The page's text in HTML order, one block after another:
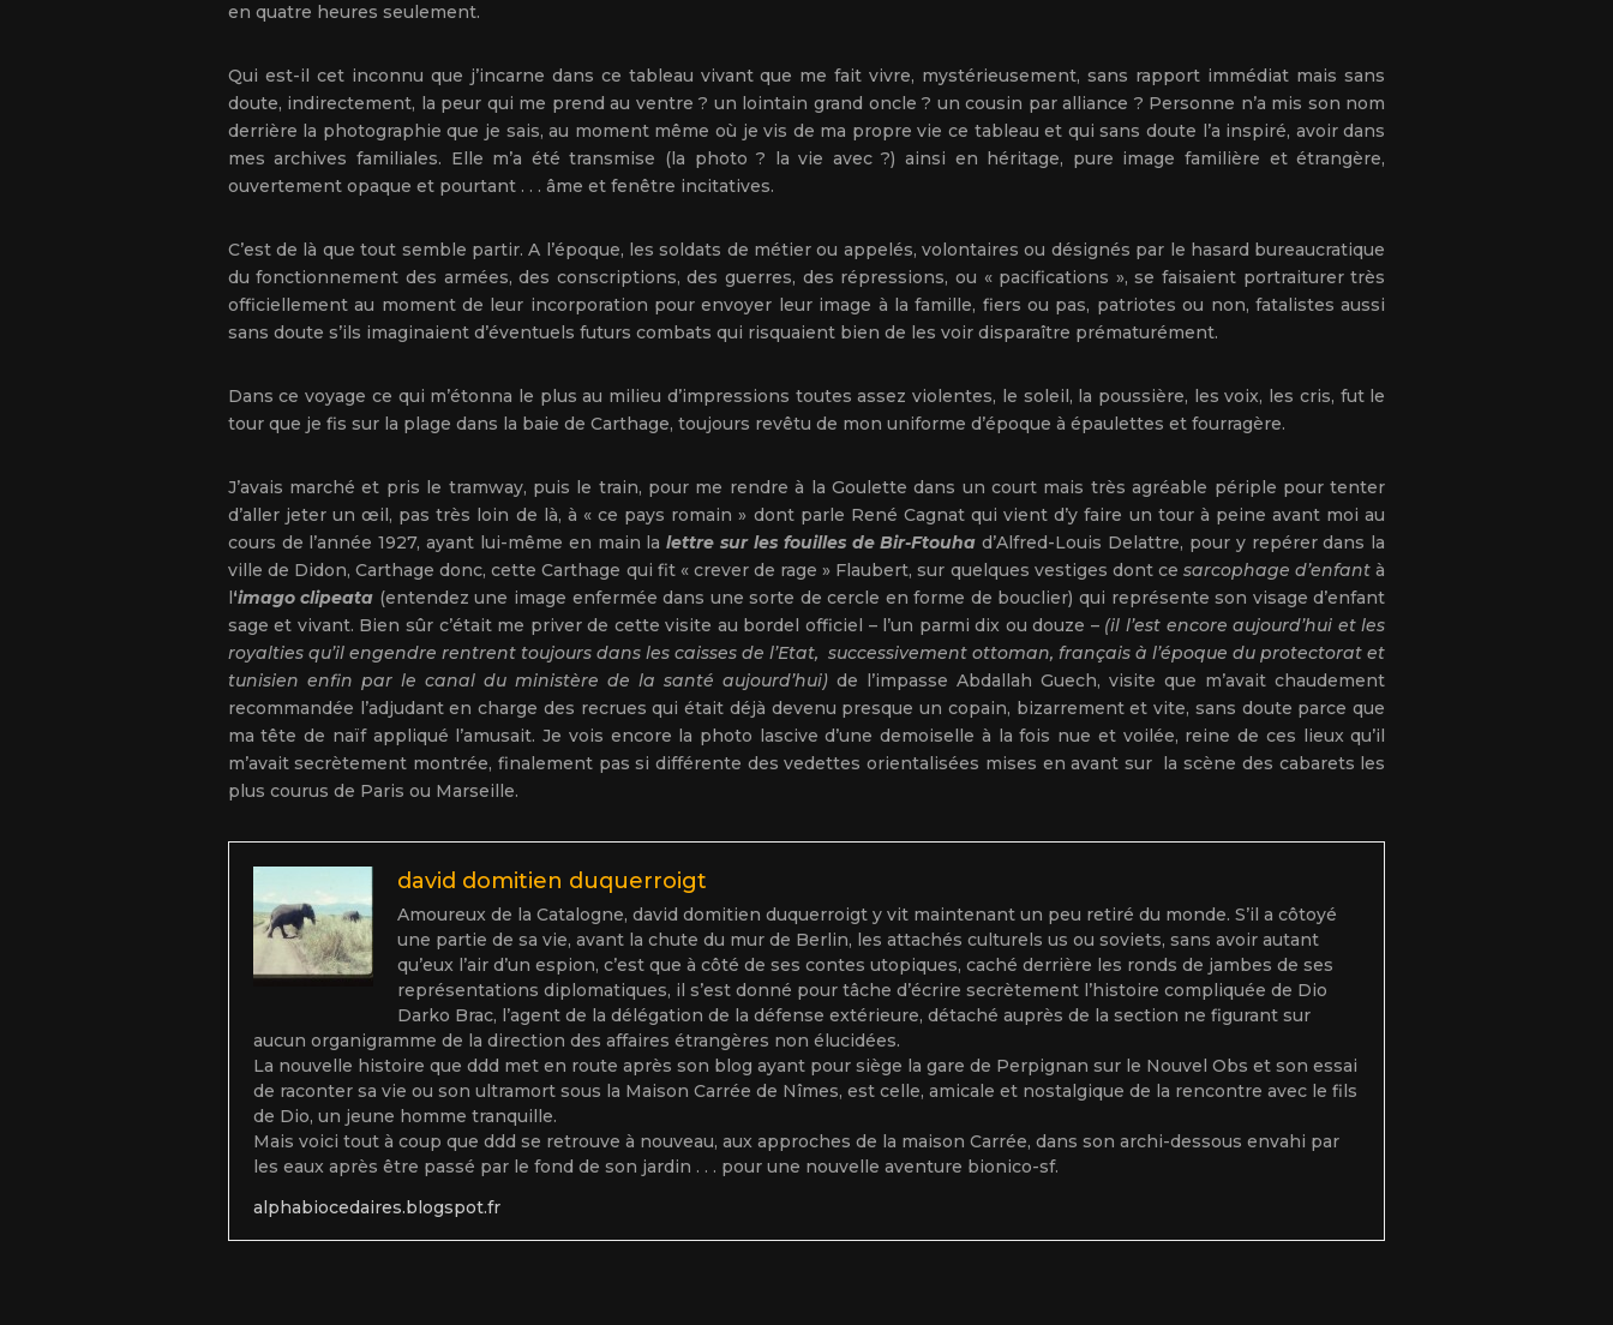
en quatre heures seulement.
Qui est-il cet inconnu que j’incarne dans ce tableau vivant que me fait vivre, mystérieusement, sans rapport immédiat mais sans
doute, indirectement, la peur qui me prend au ventre ? un lointain grand oncle ? un cousin par alliance ? Personne n’a mis son nom
derrière la photographie que je sais, au moment même où je vis de ma propre vie ce tableau et qui sans doute l’a inspiré, avoir dans
mes archives familiales. Elle m’a été transmise (la photo ? la vie avec ?) ainsi en héritage, pure image familière et étrangère,
ouvertement opaque et pourtant . . . âme et fenêtre incitatives.
C’est de là que tout semble partir. A l’époque, les soldats de métier ou appelés, volontaires ou désignés par le hasard bureaucratique
du fonctionnement des armées, des conscriptions, des guerres, des répressions, ou « pacifications », se faisaient portraiturer très
officiellement au moment de leur incorporation pour envoyer leur image à la famille, fiers ou pas, patriotes ou non, fatalistes aussi
sans doute s’ils imaginaient d’éventuels futurs combats qui risquaient bien de les voir disparaître prématurément.
Dans ce voyage ce qui m’étonna le plus au milieu d’impressions toutes assez violentes, le soleil, la poussière, les voix, les cris, fut le
tour que je fis sur la plage dans la baie de Carthage, toujours revêtu de mon uniforme d’époque à épaulettes et fourragère.
J’avais marché et pris le tramway, puis le train, pour me rendre à la Goulette dans un court mais très agréable périple pour tenter
d’aller jeter un œil, pas très loin de là, à « ce pays romain » dont parle René Cagnat qui vient d’y faire un tour à peine avant moi au
cours de l’année 1927, ayant lui-même en main la lettre sur les fouilles de Bir-Ftouha d’Alfred-Louis Delattre, pour y repérer dans la
ville de Didon, Carthage donc, cette Carthage qui fit « crever de rage » Flaubert, sur quelques vestiges dont cesarcophage d’enfant à
l‘imago clipeata (entendez une image enfermée dans une sorte de cercle en forme de bouclier) qui représente son visage d’enfant
sage et vivant. Bien sûr c’était me priver de cette visite au bordel officiel – l’un parmi dix ou douze – (il l’est encore aujourd’hui et les
royalties qu’il engendre rentrent toujours dans les caisses de l’Etat, successivement ottoman, français à l’époque du protectorat et
tunisien enfin par le canal du ministère de la santé aujourd’hui) de l’impasse Abdallah Guech, visite que m’avait chaudement
recommandée l’adjudant en charge des recrues qui était déjà devenu presque un copain, bizarrement et vite, sans doute parce que
ma tête de naïf appliqué l’amusait. Je vois encore la photo lascive d’une demoiselle à la fois nue et voilée, reine de ces lieux qu’il
m’avait secrètement montrée, finalement pas si différente des vedettes orientalisées mises en avant sur la scène des cabarets les
plus courus de Paris ou Marseille.
david domitien duquerroigt
Amoureux de la Catalogne, david domitien duquerroigt y vit maintenant un peu retiré du monde. S’il a côtoyé
une partie de sa vie, avant la chute du mur de Berlin, les attachés culturels us ou soviets, sans avoir autant
qu’eux l’air d’un espion, c’est que à côté de ses contes utopiques, caché derrière les ronds de jambes de ses
représentations diplomatiques, il s’est donné pour tâche d’écrire secrètement l’histoire compliquée de Dio
Darko Brac, l’agent de la délégation de la défense extérieure, détaché auprès de la section ne figurant sur
aucun organigramme de la direction des affaires étrangères non élucidées.
La nouvelle histoire que ddd met en route après son blog ayant pour siège la gare de Perpignan sur le Nouvel Obs et son essai
de raconter sa vie ou son ultramort sous la Maison Carrée de Nîmes, est celle, amicale et nostalgique de la rencontre avec le fils
de Dio, un jeune homme tranquille.
Mais voici tout à coup que ddd se retrouve à nouveau, aux approches de la maison Carrée, dans son archi-dessous envahi par
les eaux après être passé par le fond de son jardin . . . pour une nouvelle aventure bionico-sf.
alphabiocedaires.blogspot.fr